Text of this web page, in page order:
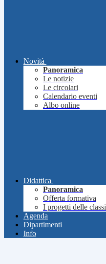
Novità
Panoramica
Le notizie
Le circolari
Calendario eventi
Albo online
Didattica
Panoramica
Offerta formativa
I progetti delle classi
Agenda
Dipartimenti
Info